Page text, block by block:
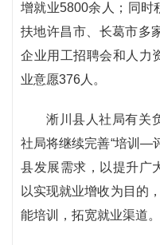
增就业5800余人；同时
扶地许昌市、长葛市多
企业用工招聘会和人力
业意愿376人。
淅川县人社局有关
社局将继续完善“培训—
县发展需求，以提升广
以实现就业增收为目的
能培训，拓宽就业渠道。